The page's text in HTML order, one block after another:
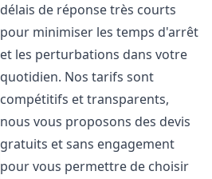
délais de réponse très courts
pour minimiser les temps d'arrêt
et les perturbations dans votre
quotidien. Nos tarifs sont
compétitifs et transparents,
nous vous proposons des devis
gratuits et sans engagement
pour vous permettre de choisir